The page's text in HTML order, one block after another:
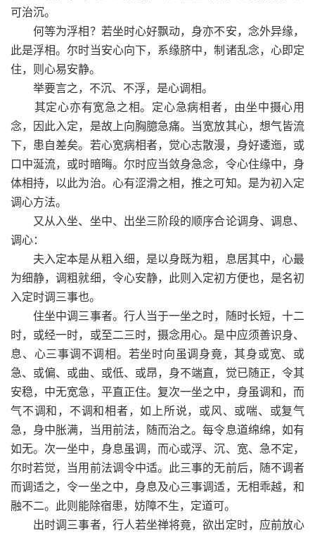
可治沉。
何等为浮相？若坐时心好飘动，身亦不安，念外异缘，
此是浮相。尔时当安心向下，系缘脐中，制诸乱念，心即定
住，则心易安静。
举要言之，不沉、不浮，是心调相。
其定心亦有宽急之相。定心急病相者，由坐中摄心用
念，因此入定，是故上向胸臆急痛。当宽放其心，想气皆流
下，患自差矣。若心宽病相者，觉心志散漫，身好逶迤，或
口中涎流，或时暗晦。尔时应当敛身急念，令心住缘中，身
体相持，以此为治。心有涩滑之相，推之可知。是为初入定
调心方法。
又从入坐、坐中、出坐三阶段的顺序合论调身、调息、
调心：
夫入定本是从粗入细，是以身既为粗，息居其中，心最
为细静，调粗就细，令心安静，此则入定初方便也，是名初
入定时调三事也。
住坐中调三事者。行人当于一坐之时，随时长短，十二
时，或经一时，或至二三时，摄念用心。是中应须善识身、
息、心三事调不调相。若坐时向虽调身竟，其身或宽、或
急、或偏、或曲、或低、或昂，身不端直，觉已随正，令其
安稳，中无宽急，平直正住。复次一坐之中，身虽调和，而
气不调和，不调和相者，如上所说，或风、或喘、或复气
急，身中胀满，当用前法，随而治之。每令息道绵绵，如有
如无。次一坐中，身息虽调，而心或浮、沉、宽、急不定，
尔时若觉，当用前法调令中适。此三事的无前后，随不调者
而调适之，令一坐之中，身息及心三事调适，无相乖越，和
融不二。此则能除宿患，妨障不生，定道可。
出时调三事者，行人若坐禅将竟，欲出定时，应前放心